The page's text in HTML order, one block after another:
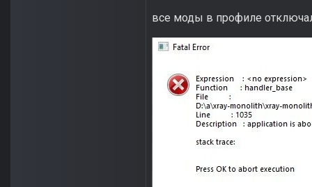
все моды в профиле